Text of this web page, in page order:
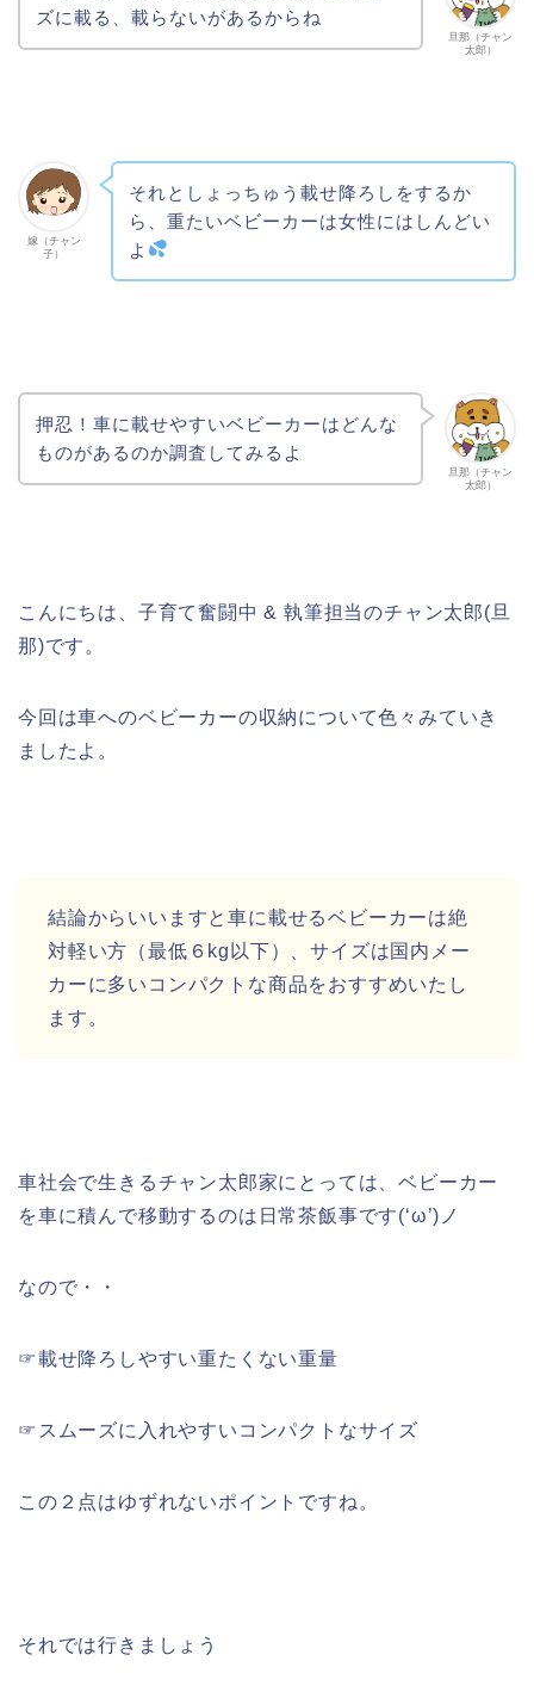
旦那（チャン
太郎）
ズに載る、載らないがあるからね
嫁（チャン
子）
それとしょっちゅう載せ降ろしをするか
ら、重たいベビーカーは女性にはしんどい
よ
旦那（チャン
太郎）
押忍！車に載せやすいベビーカーはどんな
ものがあるのか調査してみるよ
こんにちは、子育て奮闘中 & 執筆担当のチャン太郎(旦
那)です。
今回は車へのベビーカーの収納について色々みていき
ましたよ。
結論からいいますと車に載せるベビーカーは絶
対軽い方（最低６kg以下）、サイズは国内メー
カーに多いコンパクトな商品をおすすめいたし
ます。
車社会で生きるチャン太郎家にとっては、ベビーカー
を車に積んで移動するのは日常茶飯事です(‘ω’)ノ
なので・・
☞載せ降ろしやすい重たくない重量
☞スムーズに入れやすいコンパクトなサイズ
この２点はゆずれないポイントですね。
それでは行きましょう